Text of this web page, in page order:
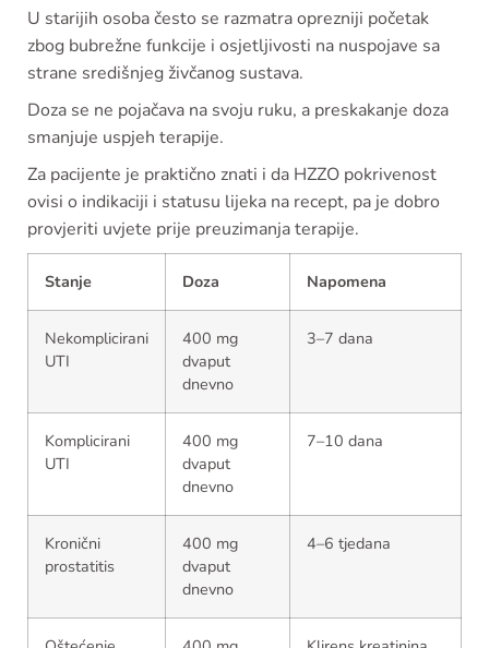
U starijih osoba često se razmatra oprezniji početak
zbog bubrežne funkcije i osjetljivosti na nuspojave sa
strane središnjeg živčanog sustava.
Doza se ne pojačava na svoju ruku, a preskakanje doza
smanjuje uspjeh terapije.
Za pacijente je praktično znati i da HZZO pokrivenost
ovisi o indikaciji i statusu lijeka na recept, pa je dobro
provjeriti uvjete prije preuzimanja terapije.
Stanje Doza Napomena
Nekomplicirani
UTI
400 mg
dvaput
dnevno
3–7 dana
Komplicirani
UTI
400 mg
dvaput
dnevno
7–10 dana
Kronični
prostatitis
400 mg
dvaput
dnevno
4–6 tjedana